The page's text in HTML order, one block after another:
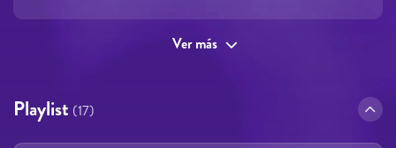
Ver más
Playlist (17)